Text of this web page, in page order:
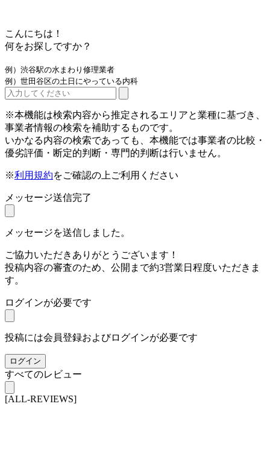
こんにちは！
何をお探しですか？
例）渋谷駅の水まわり修理業者
例）世田谷区の土日にやっている内科
※本機能は検索内容から推定されるエリアと業種に基づき、
事業者情報の検索を補助するものです。
いかなる内容の検索であっても、本機能では事業者の比較・
優劣評価・断定的判断・専門的判断は行いません。
※利用規約をご確認の上ご利用ください
メッセージ送信完了
メッセージを送信しました。
ご協力いただきありがとうございます！
投稿内容の審査のため、公開まで約3営業日程度いただきま
す。
ログインが必要です
投稿には会員登録およびログインが必要です
ログイン
すべてのレビュー
[ALL-REVIEWS]